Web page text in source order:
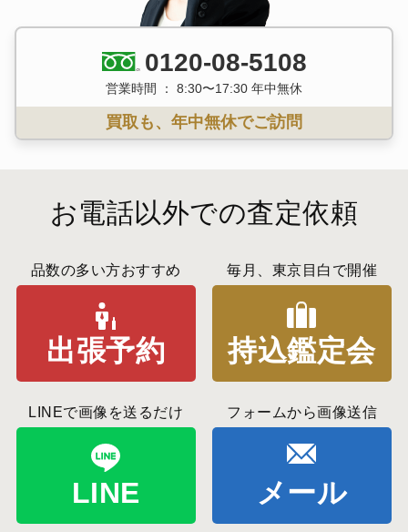
0120-08-5108
営業時間 ： 8:30〜17:30 年中無休
買取も、年中無休でご訪問
お電話以外での査定依頼
品数の多い方おすすめ
出張予約
毎月、東京目白で開催
持込鑑定会
LINEで画像を送るだけ
LINE
フォームから画像送信
メール